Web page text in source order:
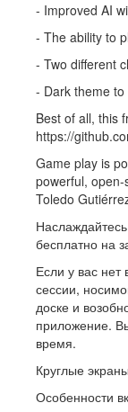
- Improved AI
- The ability to
- Two different
- Dark theme
Best of all, this
https://
Game play is
powerful,
Toledo
бесплатно на
Если у вас нет
сессии,
доске и
приложение.
время.
Круглые
Особенности